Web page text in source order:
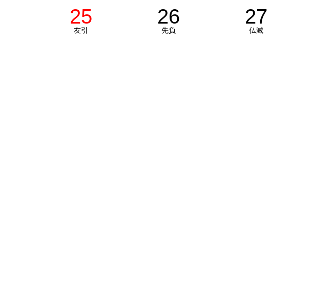
25
友引
26
先負
27
仏滅